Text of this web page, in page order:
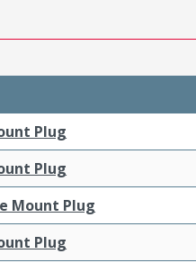
Plug
Plug
Mount Plug
Plug